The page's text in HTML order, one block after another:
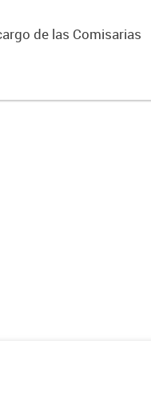
de las Comisarias